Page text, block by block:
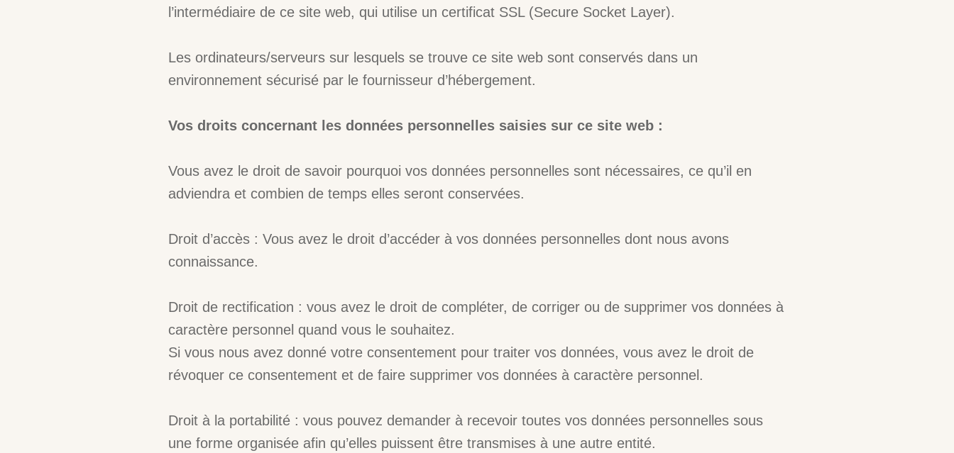
l’intermédiaire de ce site web, qui utilise un certificat SSL (Secure Socket Layer).
Les ordinateurs/serveurs sur lesquels se trouve ce site web sont conservés dans un
environnement sécurisé par le fournisseur d’hébergement.
Vos droits concernant les données personnelles saisies sur ce site web :
Vous avez le droit de savoir pourquoi vos données personnelles sont nécessaires, ce qu’il en
adviendra et combien de temps elles seront conservées.
Droit d’accès : Vous avez le droit d’accéder à vos données personnelles dont nous avons
connaissance.
Droit de rectification : vous avez le droit de compléter, de corriger ou de supprimer vos données à
caractère personnel quand vous le souhaitez.
Si vous nous avez donné votre consentement pour traiter vos données, vous avez le droit de
révoquer ce consentement et de faire supprimer vos données à caractère personnel.
Droit à la portabilité : vous pouvez demander à recevoir toutes vos données personnelles sous
une forme organisée afin qu’elles puissent être transmises à une autre entité.